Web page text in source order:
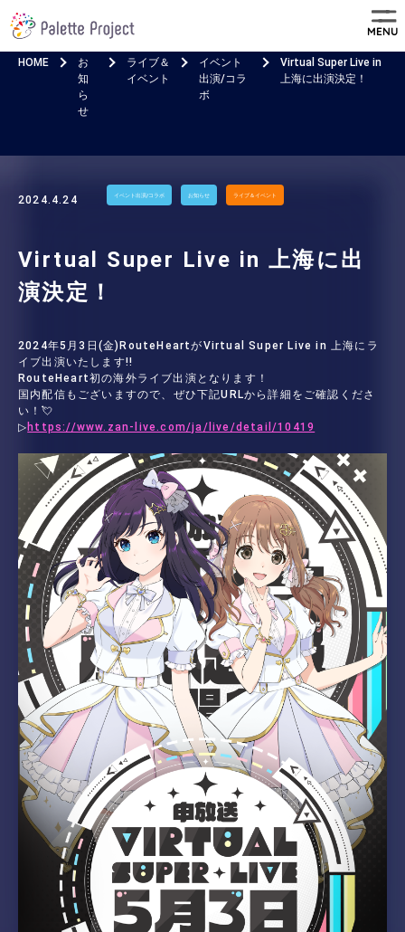
MENU
HOME
お
知
ら
せ
ライブ＆
イベント
イベント
出演/コラ
ボ
Virtual Super Live in
上海に出演決定！
2024.4.24 イベント出演/コラボ お知らせ ライブ＆イベント
Virtual Super Live in 上海に出
演決定！
2024年5月3日(金)RouteHeartがVirtual Super Live in 上海にラ
イブ出演いたします!!
RouteHeart初の海外ライブ出演となります！
国内配信もございますので、ぜひ下記URLから詳細をご確認くださ
い！💘
▷ https://www.zan-live.com/ja/live/detail/10419